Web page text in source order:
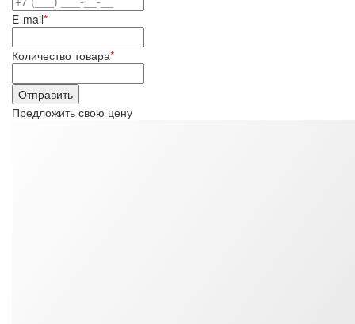
E-mail*
Количество товара*
Предложить свою цену